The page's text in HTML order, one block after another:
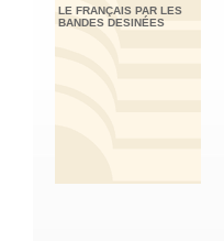
LE FRANÇAIS PAR LES
BANDES DESINÉES